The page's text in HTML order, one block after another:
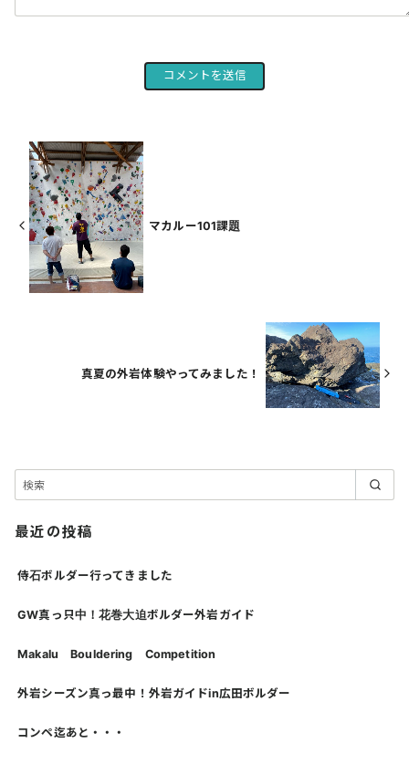
マカルー101課題
真夏の外岩体験やってみました！
最近の投稿
侍石ボルダー行ってきました
GW真っ只中！花巻大迫ボルダー外岩ガイド
Makalu Bouldering Competition
外岩シーズン真っ最中！外岩ガイドin広田ボルダー
コンペ迄あと・・・